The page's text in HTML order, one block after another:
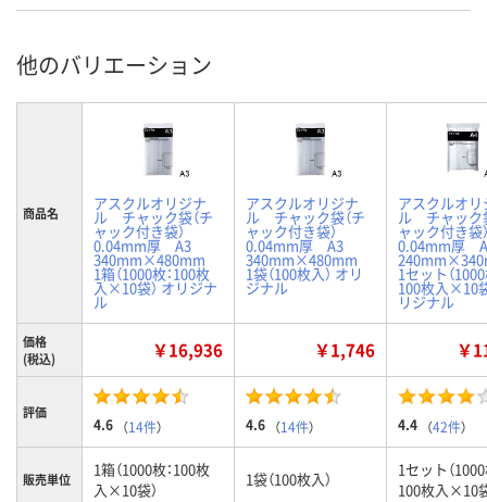
他のバリエーション
商品名 アスクルオリジナ
ル チャック袋（チ
ャック付き袋）
0.04mm厚 A3
340mm×480mm
1箱（1000枚：100枚
入×10袋） オリジナ
ル
アスクルオリジナ
ル チャック袋（チ
ャック付き袋）
0.04mm厚 A3
340mm×480mm
1袋（100枚入） オリ
ジナル
アスクルオリ
ル チャック
ャック付き
0.04mm厚
1セット（1000
100枚入×10
リジナル
価格
(税込)
￥16,936 ￥1,746 ￥
評価
4.6 （14件） 4.6 （14件） 4.4 （42件）
販売単位
1箱（1000枚：100枚
入×10袋）
1袋（100枚入）
1セット（1000
100枚入×10